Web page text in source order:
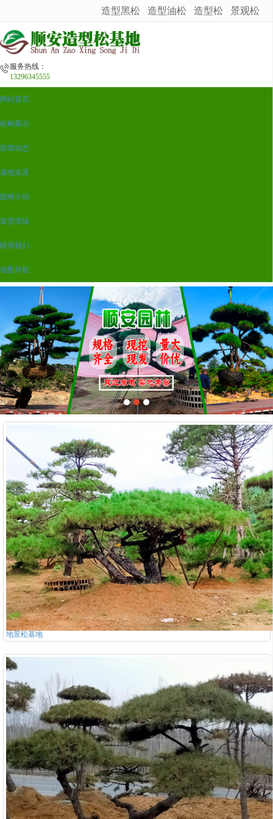
很遗憾，因您的浏览器版本过低导致无法获得最佳浏览体验，推荐下载安装谷歌浏览器！
造型黑松 造型油松 造型松 景观松
服务热线：
13296345555
网站首页
松树展示
新闻动态
基地实景
园林介绍
发货现场
联系我们
地图导航
地景松基地